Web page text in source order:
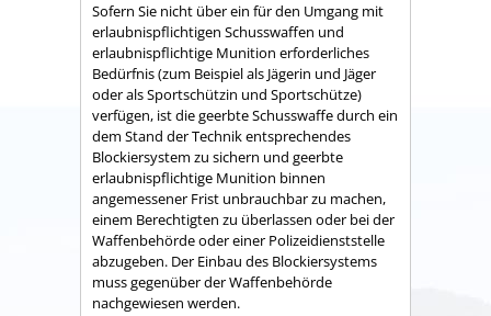
Sofern Sie nicht über ein für den Umgang mit
erlaubnispflichtigen Schusswaffen und
erlaubnispflichtige Munition erforderliches
Bedürfnis (zum Beispiel als Jägerin und Jäger
oder als Sportschützin und Sportschütze)
verfügen, ist die geerbteSchusswaffe durch ein
dem Stand der Technik entsprechendes
Blockiersystem zu sichern und geerbte
erlaubnispflichtige Munition binnen
angemessener Frist unbrauchbar zu machen,
einem Berechtigten zu überlassen oder bei der
Waffenbehörde oder einer Polizeidienststelle
abzugeben. Der Einbau des Blockiersystems
muss gegenüber der Waffenbehörde
nachgewiesen werden.